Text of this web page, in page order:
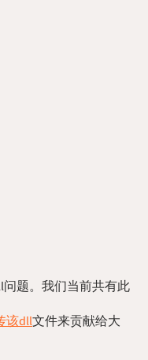
题。我们当前共有此
该dll文件来贡献给大